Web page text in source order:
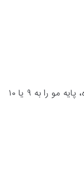
برای این رنگ مو شما نیاز دارید با استفاده از دکلره، پایه مو را به ۹ یا ۱۰